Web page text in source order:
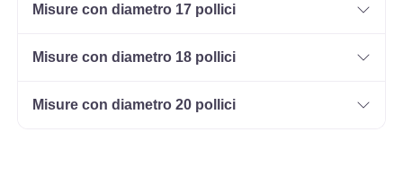
ARCASTING Racer Matt
ET40 5x150
Esaurito
Misure con diametro 17 pollici
Misure con diametro 18 pollici
Misure con diametro 20 pollici